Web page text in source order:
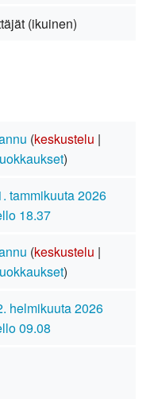
(ikuinen)
(keskustelu |
)
tammikuuta 2026
18.37
(keskustelu |
)
helmikuuta 2026
09.08